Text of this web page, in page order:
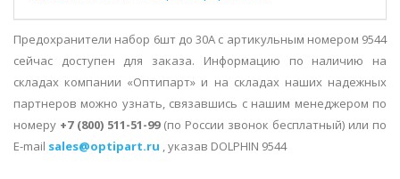
Предохранители набор 6шт до 30А с артикульным номером 9544
сейчас доступен для заказа. Информацию по наличию на
складах компании «Оптипарт» и на складах наших надежных
партнеров можно узнать, связавшись с нашим менеджером по
номеру +7 (800) 511-51-99(по России звонок бесплатный) или по
E-mail sales@optipart.ru , указав DOLPHIN 9544